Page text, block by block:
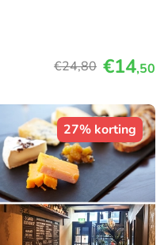
€24,80 €14,50
27% korting